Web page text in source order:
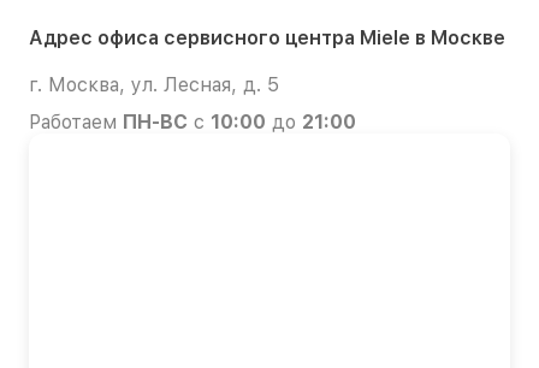
Адрес офиса сервисного центра Miele в Москве
г. Москва, ул. Лесная, д. 5
Работаем ПН-ВС с 10:00 до 21:00